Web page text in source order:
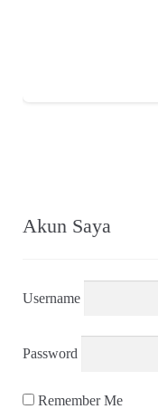
Akun Saya
Username
Password
Remember Me